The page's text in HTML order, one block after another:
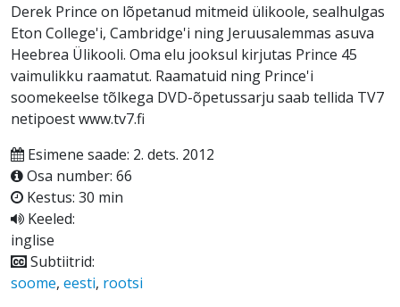
Derek Prince on lõpetanud mitmeid ülikoole, sealhulgas
Eton College'i, Cambridge'i ning Jeruusalemmas asuva
Heebrea Ülikooli. Oma elu jooksul kirjutas Prince 45
vaimulikku raamatut. Raamatuid ning Prince'i
soomekeelse tõlkega DVD-õpetussarju saab tellida TV7
netipoest www.tv7.fi
Esimene saade: 2. dets. 2012
Osa number: 66
Kestus: 30 min
Keeled:
inglise
Subtiitrid:
soome, eesti, rootsi